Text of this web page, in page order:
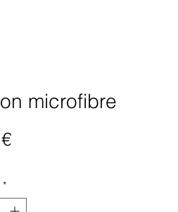
microfibre
Prix
*